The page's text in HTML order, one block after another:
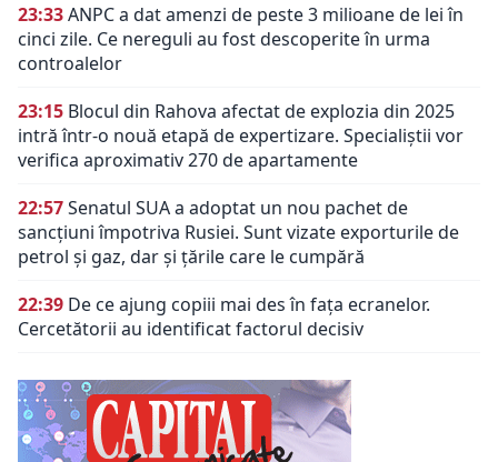
23:33ANPC a dat amenzi de peste 3 milioane de lei în
cinci zile. Ce nereguli au fost descoperite în urma
controalelor
23:15 Blocul din Rahova afectat de explozia din 2025
intră într-o nouă etapă de expertizare. Specialiștii vor
verifica aproximativ 270 de apartamente
22:57Senatul SUA a adoptat un nou pachet de
sancțiuni împotriva Rusiei. Sunt vizate exporturile de
petrol și gaz, dar și țările care le cumpără
22:39 De ce ajung copiii mai des în fața ecranelor.
Cercetătorii au identificat factorul decisiv